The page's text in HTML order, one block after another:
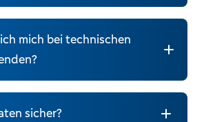
mich bei technischen
sicher?